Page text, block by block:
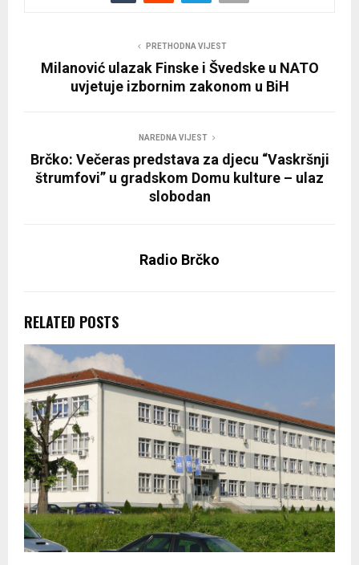
PRETHODNA VIJEST
Milanović ulazak Finske i Švedske u NATO
uvjetuje izbornim zakonom u BiH
NAREDNA VIJEST
Brčko: Večeras predstava za djecu “Vaskršnji
štrumfovi” u gradskom Domu kulture – ulaz
slobodan
Radio Brčko
RELATED POSTS